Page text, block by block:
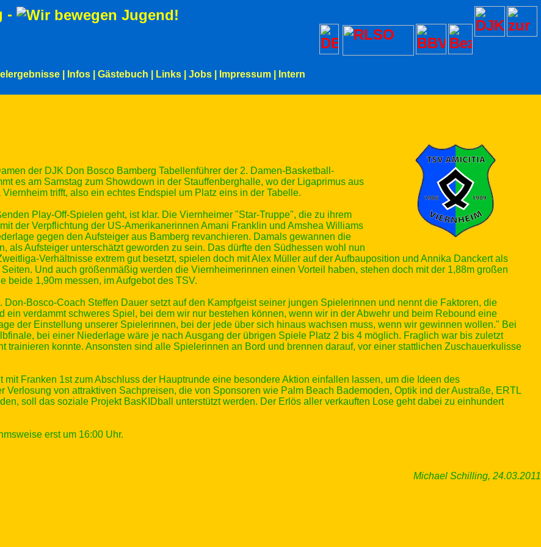
-
Infos Gästebuch Links Jobs Impressum Intern
der DJK Don Bosco Bamberg Tabellenführer der 2. Damen-Basketball-
es am Samstag zum Showdown in der Stauffenberghalle, wo der Ligaprimus aus
trifft, also ein echtes Endspiel um Platz eins in der Tabelle.
Play-Off-Spielen geht, ist klar. Die Viernheimer "Star-Truppe", die zu ihrem
der Verpflichtung der US-Amerikanerinnen Amani Franklin und Amshea Williams
gegen den Aufsteiger aus Bamberg revanchieren. Damals gewannen die
als Aufsteiger unterschätzt geworden zu sein. Das dürfte den Südhessen wohl nun
Verhältnisse extrem gut besetzt, spielen doch mit Alex Müller auf der Aufbauposition und Annika Danckert als
Und auch größenmäßig werden die Viernheimerinnen einen Vorteil haben, stehen doch mit der 1,88m großen
beide 1,90m messen, im Aufgebot des TSV.
Bosco-Coach Steffen Dauer setzt auf den Kampfgeist seiner jungen Spielerinnen und nennt die Faktoren, die
verdammt schweres Spiel, bei dem wir nur bestehen können, wenn wir in der Abwehr und beim Rebound eine
der Einstellung unserer Spielerinnen, bei der jede über sich hinaus wachsen muss, wenn wir gewinnen wollen." Bei
bei einer Niederlage wäre je nach Ausgang der übrigen Spiele Platz 2 bis 4 möglich. Fraglich war bis zuletzt
trainieren konnte. Ansonsten sind alle Spielerinnen an Bord und brennen darauf, vor einer stattlichen Zuschauerkulisse
Franken 1st zum Abschluss der Hauptrunde eine besondere Aktion einfallen lassen, um die Ideen des
von attraktiven Sachpreisen, die von Sponsoren wie Palm Beach Bademoden, Optik ind der Austraße, ERTL
soll das soziale Projekt BasKIDball unterstützt werden. Der Erlös aller verkauften Lose geht dabei zu einhundert
erst um 16:00 Uhr.
Michael Schilling, 24.03.2011